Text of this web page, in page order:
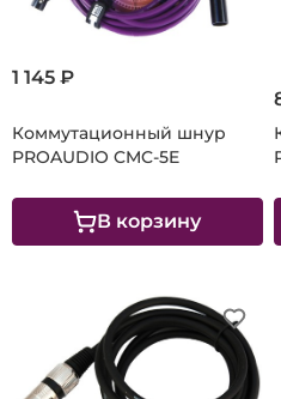
Коммутационный шнур
PROAUDIO CMC-5E
1 145 ₽
В корзину